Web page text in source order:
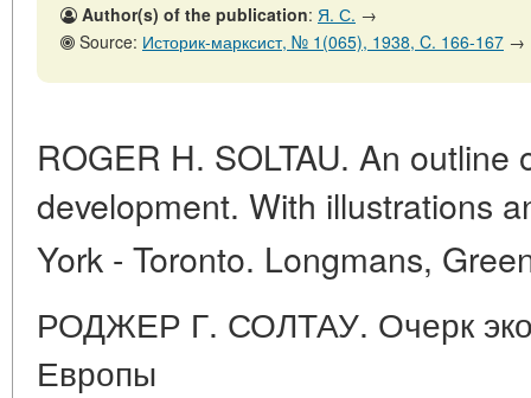
Author(s) of the publication: Я. С. →
Source: Историк-марксист, № 1(065), 1938, C. 166-167 →
ROGER H. SOLTAU. An
development. With illustrations
York - Toronto. Longmans,
РОДЖЕР Г. СОЛТАУ. Очерк
Европы